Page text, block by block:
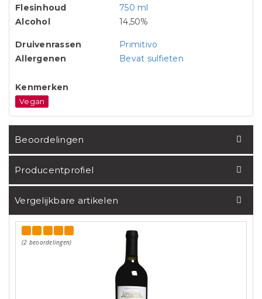
Flesinhoud
750 ml
Alcohol
14,50%
Druivenrassen
Primitivo
Allergenen
Bevat sulfieten
Kenmerken
Vegan
Beoordelingen
Producentprofiel
Vergelijkbare artikelen
(2 beoordelingen)